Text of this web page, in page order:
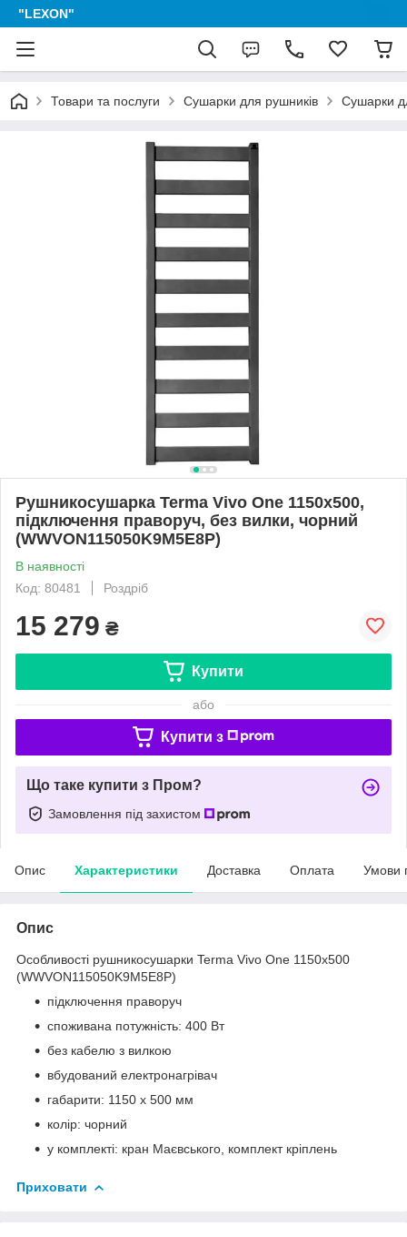
"LEXON"
Товари та послуги Сушарки для рушників Сушарки
Рушникосушарка Terma Vivo One 1150х500,
підключення праворуч, без вилки, чорний
(WWVON115050K9M5E8P)
В наявності
Код: 80481
Роздріб
15 279 ₴
Купити
або
Купити з
Що таке купити з Пром?
Замовлення під захистом
Опис Характеристики Доставка Оплата Умови
Опис
Особливості рушникосушарки Terma Vivo One 1150х500
(WWVON115050K9M5E8P)
підключення праворуч
споживана потужність: 400 Вт
без кабелю з вилкою
вбудований електронагрівач
габарити: 1150 х 500 мм
колір: чорний
у комплекті: кран Маєвського, комплект кріплень
Приховати